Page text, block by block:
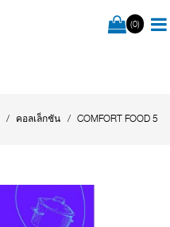
(0)
คอลเล็กชัน COMFORT FOOD 5